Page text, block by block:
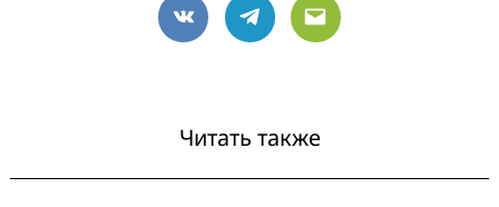
VK Telegram
Email
Читать также